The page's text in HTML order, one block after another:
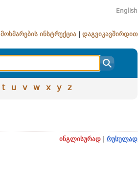
English
მოხმარების ინსტრუქცია დაგვიკავშირდით
t u v w x y z
ინგლისურად
რუსულად